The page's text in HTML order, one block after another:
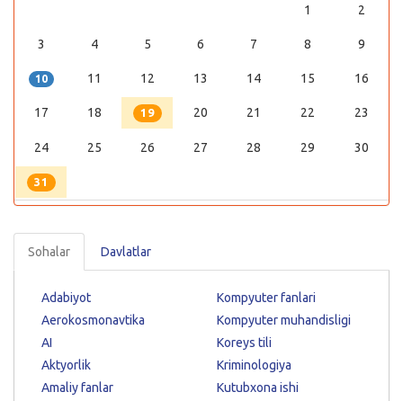
1
2
3 4 5 6 7 8 9
10 11 12 13 14 15 16
17 18 19 20 21 22 23
24 25 26 27 28 29 30
31
Sohalar Davlatlar
Adabiyot
Aerokosmonavtika
AI
Aktyorlik
Amaliy fanlar
Kompyuter fanlari
Kompyuter muhandisligi
Koreys tili
Kriminologiya
Kutubxona ishi